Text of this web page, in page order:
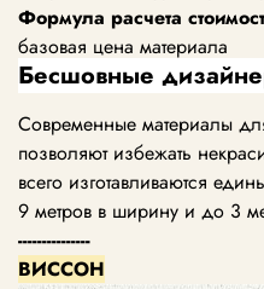
Формула расчета
базовая цена материала
Бесшовные
Современные материалы
позволяют избежать
всего изготавливаются
9 метров в ширину и до 3
---------------
ВИССОН